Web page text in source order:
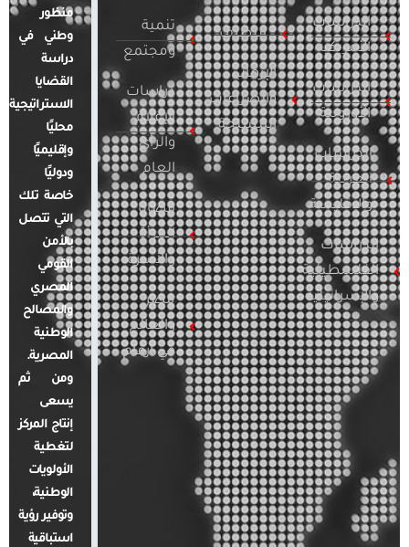
الدراسات
الأمريكية
الدراسات
الأوروبية
الدراسات
العربية
والإقليمية
الدراسات
الفلسطينية
والإسرائيلية
التطرف
الإرهاب
والصراعات
المسلحة
تنمية
ومجتمع
دراسات
الإعلام
والرأي
العام
قضايا
المرأة
والأسرة
مصر
والعالم
في أرقام
منظور
وطني في
دراسة
القضايا
الاستراتيجية
محليًا
وإقليميًا
ودوليًا
خاصة تلك
التي تتصل
بالأمن
القومي
المصري
والمصالح
الوطنية
المصرية.
ومن ثم
يسعى
إنتاج المركز
لتغطية
الأولويات
الوطنية،
وتوفير رؤية
استباقية